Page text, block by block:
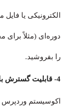
الکترونیکی یا
را بفروشید.
4- قابلیت گسترش با افزونه‌ها و قالب‌های متنوع:
اکوسیستم وردپرس